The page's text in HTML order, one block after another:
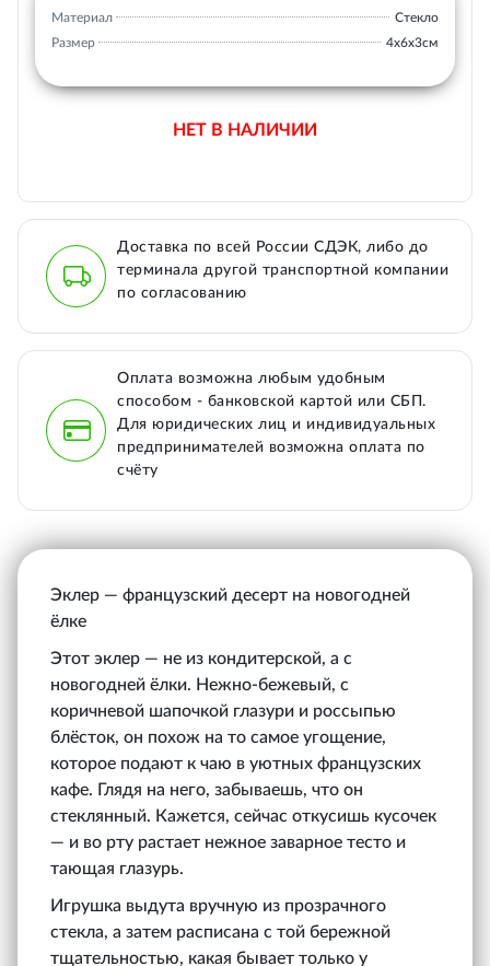
Материал
Стекло
Размер
4х6х3см
НЕТ В НАЛИЧИИ
Доставка по всей России СДЭК, либо до
терминала другой транспортной компании
по согласованию
Оплата возможна любым удобным
способом - банковской картой или СБП.
Для юридических лиц и индивидуальных
предпринимателей возможна оплата по
счёту
Эклер — французский десерт на новогодней
ёлке
Этот эклер — не из кондитерской, а с
новогодней ёлки. Нежно-бежевый, с
коричневой шапочкой глазури и россыпью
блёсток, он похож на то самое угощение,
которое подают к чаю в уютных французских
кафе. Глядя на него, забываешь, что он
стеклянный. Кажется, сейчас откусишь кусочек
— и во рту растает нежное заварное тесто и
тающая глазурь.
Игрушка выдута вручную из прозрачного
стекла, а затем расписана с той бережной
тщательностью, какая бывает только у